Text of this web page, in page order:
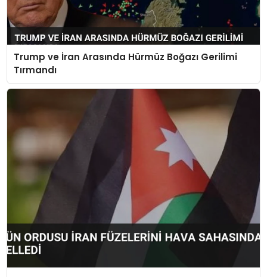
Trump ve İran Arasında Hürmüz Boğazı Gerilimi
Tırmandı